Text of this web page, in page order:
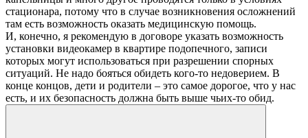
стационара, потому что в случае возникновения осложнений
там есть возможность оказать медицинскую помощь.
И, конечно, я рекомендую в договоре указать возможность
установки видеокамер в квартире подопечного, записи
которых могут использоваться при разрешении спорных
ситуаций. Не надо бояться обидеть кого-то недоверием. В
конце концов, дети и родители – это самое дорогое, что у нас
есть, и их безопасность должна быть выше чьих-то обид.